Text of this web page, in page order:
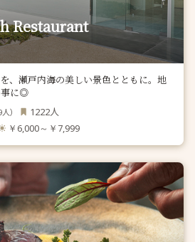
Restaurant
、瀬戸内海の美しい景色とともに。地
事に◎
人） 1222人
￥6,000～￥7,999